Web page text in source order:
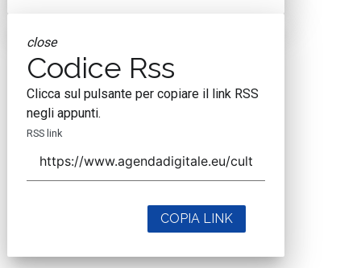
close
Codice Rss
Clicca sul pulsante per copiare il link RSS
negli appunti.
RSS link
COPIA LINK